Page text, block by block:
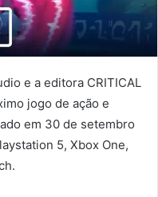
e a editora CRITICAL
jogo de ação e
em 30 de setembro
5, Xbox One,